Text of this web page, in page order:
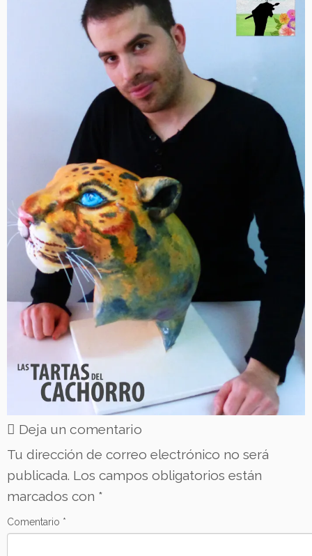
Deja un comentario
Tu dirección de correo electrónico no será
publicada. Los campos obligatorios están
marcados con *
Comentario *